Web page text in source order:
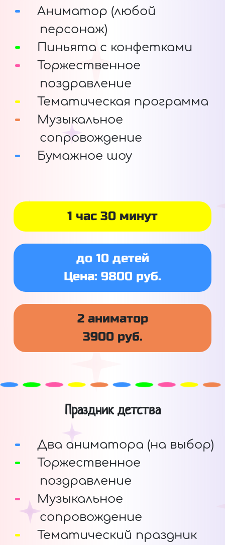
Аниматор (любой
персонаж)
Пиньята с конфетками
Торжественное
поздравление
Тематическая программа
Музыкальное
сопровождение
Бумажное шоу
1 час 30 минут
до 10 детей
Цена: 9800 руб.
2 аниматор
3900 руб.
Праздник детства
Два аниматора (на выбор)
Торжественное
поздравление
Музыкальное
сопровождение
Тематический праздник